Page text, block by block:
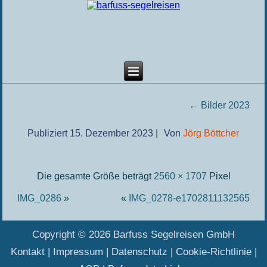
← Bilder 2023
Publiziert 15. Dezember 2023 Von Jörg Böttcher
Die gesamte Größe beträgt 2560 × 1707 Pixel
IMG_0286 » « IMG_0278-e1702811132565
Copyright © 2026 Barfuss Segelreisen GmbH
Kontakt| Impressum | Datenschutz | Cookie-Richtlinie|